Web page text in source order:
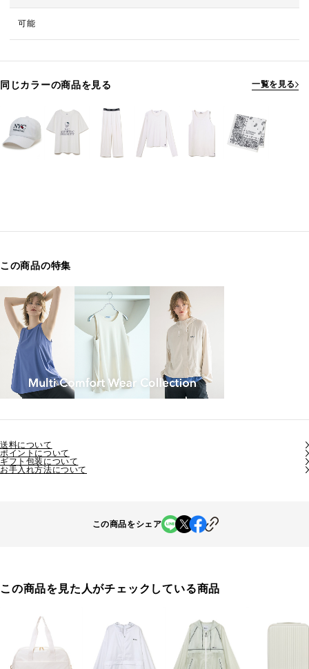
可能
同じカラーの商品を見る 一覧を見る
この商品の特集
送料について
ポイントについて
ギフト包装について
お手入れ方法について
この商品をシェア
この商品を見た人がチェックしている商品